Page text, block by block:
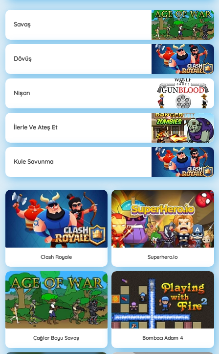
Savaş
Dövüş
Nişan
İlerle Ve Ateş Et
Kule Savunma
Clash Royale Superhero.io
Çağlar Boyu Savaş Bombacı Adam 4